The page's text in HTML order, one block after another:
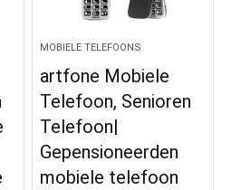
MOBIELE TELEFOONS
artfone Mobiele
Telefoon, Senioren
Telefoon|
Gepensioneerden
mobiele telefoon